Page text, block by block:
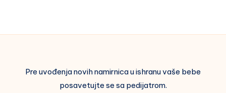
Pre uvođenja novih namirnica u ishranu vaše bebe
posavetujte se sa pedijatrom.